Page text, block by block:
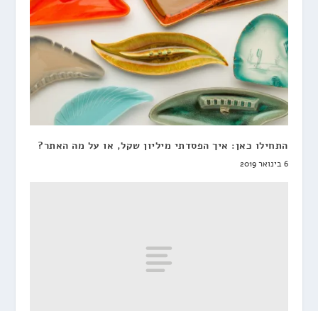
התחילו כאן: איך הפסדתי מיליון שקל, או על מה האתר?
6 בינואר 2019